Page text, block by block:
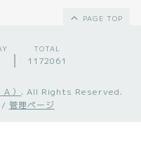
PAGE TOP
TOTAL
1172061
） . All Rights Reserved.
/ 管理ページ